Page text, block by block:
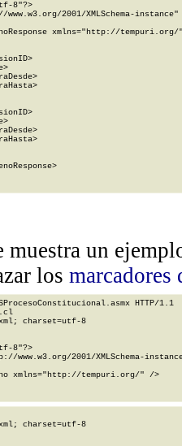
8"?>
2001/XMLSchema-
xmlns="http://tempuri.org/
un
los marcadores
HTTP/1.1
charset=utf-8
8"?>
www.w3.org/2001/XMLSchema-
xmlns="http://tempuri.org/" />
charset=utf-8